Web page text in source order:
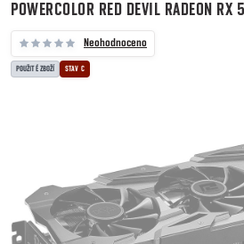
POWERCOLOR RED DEVIL RADEON
Neohodnoceno
POUŽITÉ ZBOŽÍ STAV C